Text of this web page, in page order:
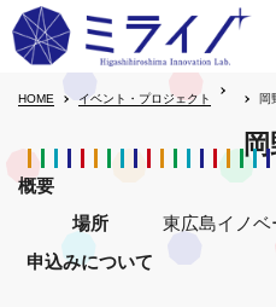
HOME イベント・プロジェクト 岡
岡
概要
場所
東広島イノ
申込みについて